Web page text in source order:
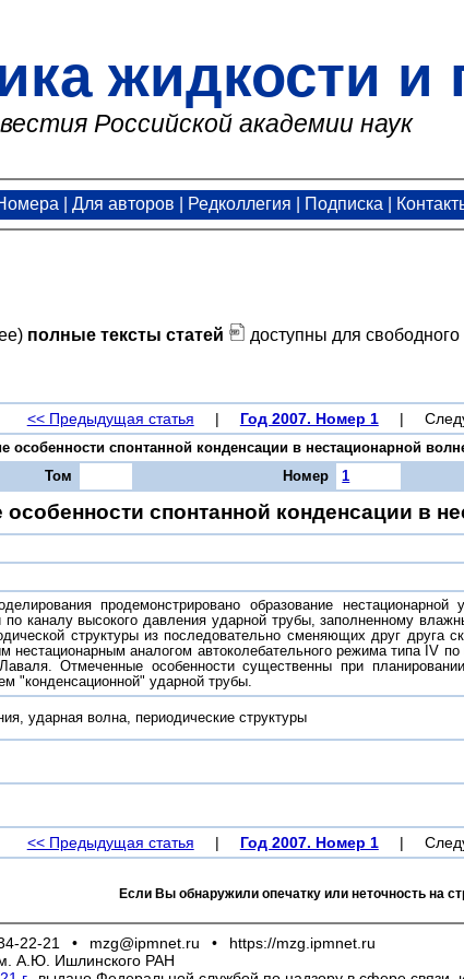
жидкости и
Российской академии наук
Для авторов Редколлегия Подписка
полные тексты статей
доступны для
<< Предыдущая статья | Год 2007. Номер 1 |
особенности спонтанной конденсации в нестационарной
Том Номер 1
особенности спонтанной конденсации в
продемонстрировано образование
каналу высокого давления ударной трубы, заполненному
структуры из последовательно сменяющих друг
нестационарным аналогом автоколебательного режима типа IV
Отмеченные особенности существенны при
"конденсационной" ударной трубы.
ударная волна, периодические структуры
<< Предыдущая статья | Год 2007. Номер 1 |
Если Вы обнаружили опечатку или неточность на
22-21 • mzg@ipmnet.ru •
https://mzg.ipmnet.ru
А.Ю. Ишлинского РАН